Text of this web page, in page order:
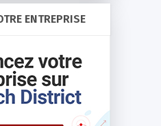
ENTREPRISE